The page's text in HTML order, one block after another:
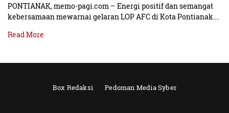
PONTIANAK, memo-pagi.com – Energi positif dan semangat
kebersamaan mewarnai gelaran LOP AFC di Kota Pontianak.…
Read More
Box Redaksi Pedoman Media Syber